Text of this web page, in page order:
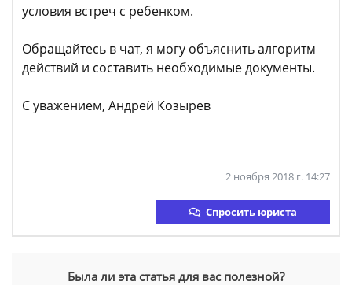
условия встреч с ребенком.
Обращайтесь в чат, я могу объяснить алгоритм
действий и составить необходимые документы.
С уважением, Андрей Козырев
2 ноября 2018 г. 14:27
Спросить юриста
Была ли эта статья для вас полезной?